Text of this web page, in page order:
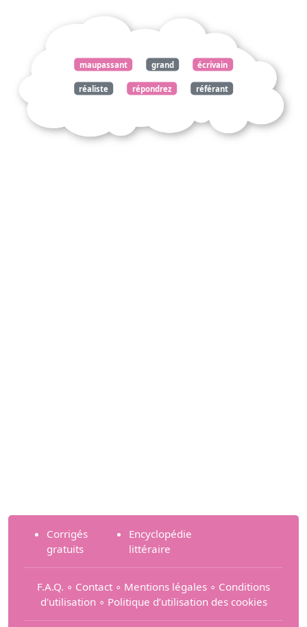
maupassant grand écrivain
réaliste répondrez référant
parure ficelle culture
Corrigés
gratuits
Encyclopédie
littéraire
F.A.Q. ∘ Contact ∘ Mentions légales ∘ Conditions
d'utilisation ∘ Politique d’utilisation des cookies